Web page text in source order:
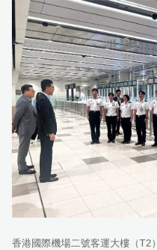
香港國際機場二號客運大樓（T2